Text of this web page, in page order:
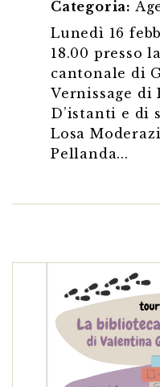
Categoria:
Lunedì 16
18.00 presso
cantonale di
Vernissage di
D’istanti e di
Losa
Pellanda...